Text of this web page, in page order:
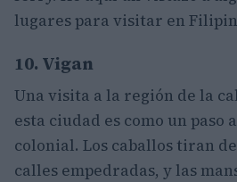
lugares para visitar en
10. Vigan
Una visita a la región de la
esta ciudad es como un paso
colonial. Los caballos tiran
calles empedradas, y las